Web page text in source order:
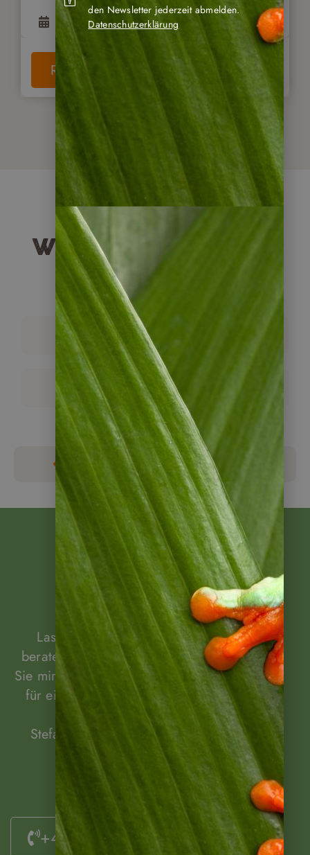
8Tage ab 1.950€
Reise anschauen
Weitere Reisearten
für Guatemala
Überblick
Reisebausteine
zurück zu Guatemala Reisen
Beratung
gewünscht?
Lassen Sie sich unverbindlich von mir
beraten! Rufen Sie mich an oder schreiben
Sie mir! Gerne können wir auch einen Termin
für eine Beratung per Video vereinbaren.
Stefanie Lange, Ihre Ansprechpartnerin.
+49 (0)6322 / 956 6011
den Newsletter jederzeit abmelden.
Datenschutzerklärung